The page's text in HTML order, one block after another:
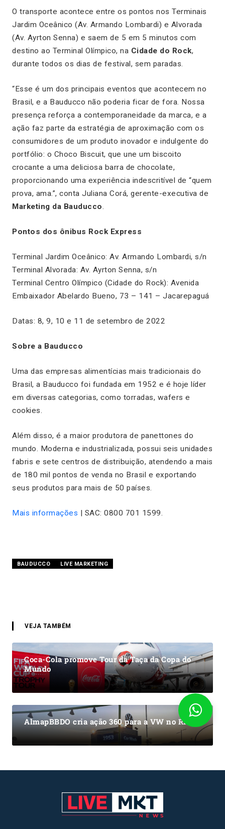
O transporte acontece entre os pontos nos Terminais
Jardim Oceânico (Av. Armando Lombardi) e Alvorada
(Av. Ayrton Senna) e saem de 5 em 5 minutos com
destino ao Terminal Olímpico, na Cidade do Rock,
durante todos os dias de festival, sem paradas.
“Esse é um dos principais eventos que acontecem no
Brasil, e a Bauducco não poderia ficar de fora. Nossa
presença reforça a contemporaneidade da marca, e a
ação faz parte da estratégia de aproximação com os
consumidores de um produto inovador e indulgente do
portfólio: o Choco Biscuit, que une um biscoito
crocante a uma deliciosa barra de chocolate,
proporcionando uma experiência indescritível de “quem
prova, ama.”, conta Juliana Corá, gerente-executiva de
Marketing da Bauducco.
Pontos dos ônibus Rock Express
Terminal Jardim Oceânico: Av. Armando Lombardi, s/n
Terminal Alvorada: Av. Ayrton Senna, s/n
Terminal Centro Olímpico (Cidade do Rock): Avenida
Embaixador Abelardo Bueno, 73 – 141 – Jacarepaguá
Datas: 8, 9, 10 e 11 de setembro de 2022
Sobre a Bauducco
Uma das empresas alimentícias mais tradicionais do
Brasil, a Bauducco foi fundada em 1952 e é hoje líder
em diversas categorias, como torradas, wafers e
cookies.
Além disso, é a maior produtora de panettones do
mundo. Moderna e industrializada, possui seis unidades
fabris e sete centros de distribuição, atendendo a mais
de 180 mil pontos de venda no Brasil e exportando
seus produtos para mais de 50 países.
Mais informações | SAC: 0800 701 1599.
BAUDUCCO LIVE MARKETING
VEJA TAMBÉM
Coca-Cola promove Tour da Taça da Copa do
Mundo
AlmapBBDO cria ação 360 para a VW no RiR